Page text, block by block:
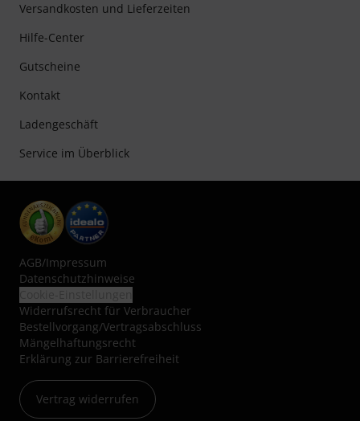
Versandkosten und Lieferzeiten
Hilfe-Center
Gutscheine
Kontakt
Ladengeschäft
Service im Überblick
AGB/Impressum
Datenschutzhinweise
Widerrufsrecht für Verbraucher
Bestellvorgang/Vertragsabschluss
Mängelhaftungsrecht
Erklärung zur Barrierefreiheit
Vertrag widerrufen